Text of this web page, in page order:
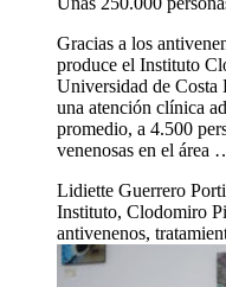
Gracias a los
produce el Instituto
Universidad de Costa
una atención clínica
promedio, a 4.500
venenosas en el área
Lidiette Guerrero
Instituto, Clodomiro
antivenenos,